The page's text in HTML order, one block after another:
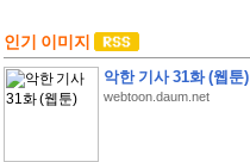
인기 이미지
악한 기사 31화 (웹툰)
webtoon.daum.net